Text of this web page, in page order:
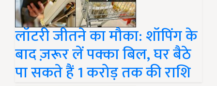
लॉटरी जीतने का मौका: शॉपिंग के
बाद ज़रूर लें पक्का बिल, घर बैठे
पा सकते हैं 1 करोड़ तक की राशि